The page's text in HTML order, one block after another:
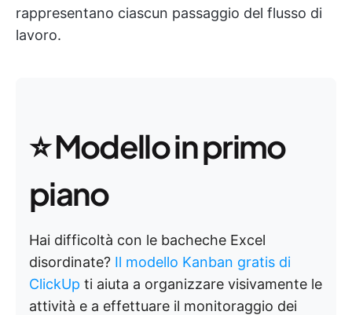
rappresentano ciascun passaggio del flusso di
lavoro.
⭐ Modello in primo
piano
Hai difficoltà con le bacheche Excel
disordinate? Il modello Kanban gratis di
ClickUp ti aiuta a organizzare visivamente le
attività e a effettuare il monitoraggio dei